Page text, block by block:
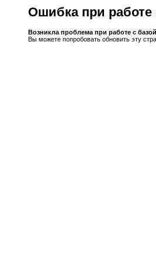
Ошибка при
Возникла проблема при работе с
Вы можете попробовать обновить эту